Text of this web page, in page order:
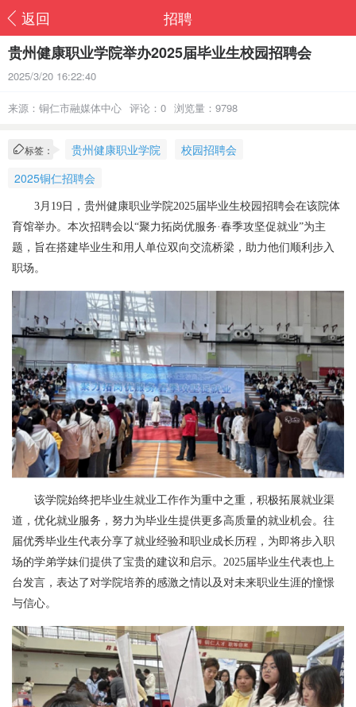
返回
招聘
贵州健康职业学院举办2025届毕业生校园招聘会
2025/3/20 16:22:40
来源：铜仁市融媒体中心 评论：0 浏览量：9798
标签： 贵州健康职业学院
校园招聘会
2025铜仁招聘会
3月19日，贵州健康职业学院2025届毕业生校园招聘会在该院体
育馆举办。本次招聘会以“聚力拓岗优服务·春季攻坚促就业”为主
题，旨在搭建毕业生和用人单位双向交流桥梁，助力他们顺利步入
职场。
该学院始终把毕业生就业工作作为重中之重，积极拓展就业渠
道，优化就业服务，努力为毕业生提供更多高质量的就业机会。往
届优秀毕业生代表分享了就业经验和职业成长历程，为即将步入职
场的学弟学妹们提供了宝贵的建议和启示。2025届毕业生代表也上
台发言，表达了对学院培养的感激之情以及对未来职业生涯的憧憬
与信心。